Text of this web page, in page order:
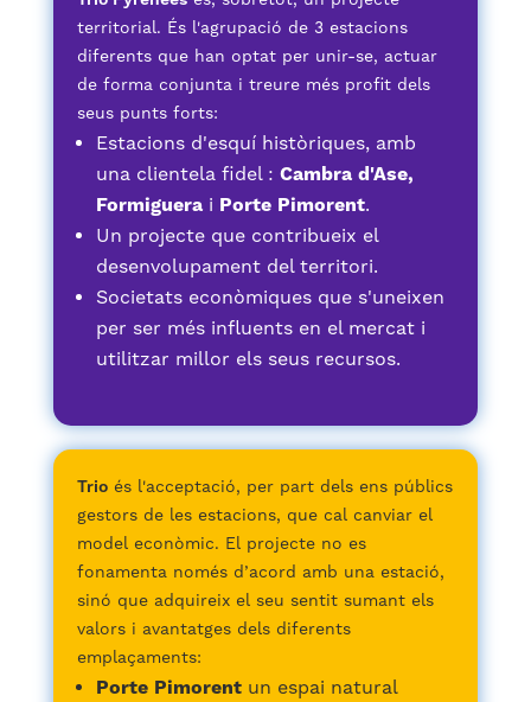
territorial. És l'agrupació de 3 estacions
diferents que han optat per unir-se, actuar
de forma conjunta i treure més profit dels
seus punts forts:
Estacions d'esquí històriques, amb
una clientela fidel : Cambra d'Ase,
Formiguerai Porte Pimorent.
Un projecte que contribueix el
desenvolupament del territori.
Societats econòmiques que s'uneixen
per ser més influents en el mercat i
utilitzar millor els seus recursos.
Trioés l'acceptació, per part dels ens públics
gestors de les estacions, que cal canviar el
model econòmic. El projecte no es
fonamenta només d’acord amb una estació,
sinó que adquireix el seu sentit sumant els
valors i avantatges dels diferents
emplaçaments:
Porte Pimorentun espai natural